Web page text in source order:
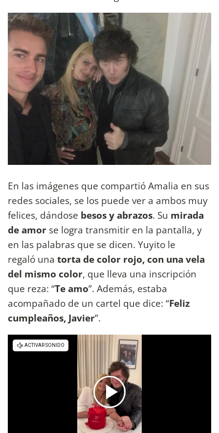
En las imágenes que compartió Amalia en sus
redes sociales, se los puede ver a ambos muy
felices, dándose besos y abrazos. Su mirada
de amor se logra transmitir en la pantalla, y
en las palabras que se dicen. Yuyito le
regaló una torta de color rojo, con una vela
del mismo color, que lleva una inscripción
que reza: “Te amo”. Además, estaba
acompañado de un cartel que dice: “Feliz
cumpleaños, Javier”.